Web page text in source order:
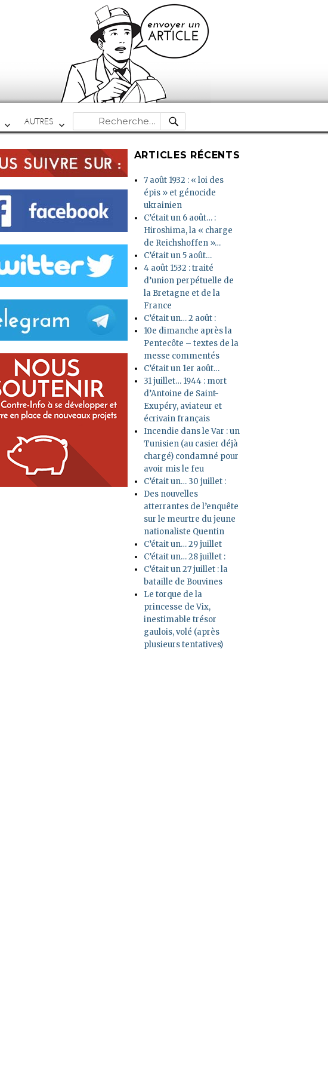
AUTRES
Recherche
pour :
RECHERCHE
ARTICLES RÉCENTS
7 août 1932 : « loi des
épis » et génocide
ukrainien
C’était un 6 août… :
Hiroshima, la « charge
de Reichshoffen »…
C’était un 5 août…
4 août 1532 : traité
d’union perpétuelle de
la Bretagne et de la
France
C’était un… 2 août :
10e dimanche après la
Pentecôte – textes de la
messe commentés
C’était un 1er août…
31 juillet… 1944 : mort
d’Antoine de Saint-
Exupéry, aviateur et
écrivain français
Incendie dans le Var : un
Tunisien (au casier déjà
chargé) condamné pour
avoir mis le feu
C’était un… 30 juillet :
Des nouvelles
atterrantes de l’enquête
sur le meurtre du jeune
nationaliste Quentin
C’était un… 29 juillet
C’était un… 28 juillet :
C’était un 27 juillet : la
bataille de Bouvines
Le torque de la
princesse de Vix,
inestimable trésor
gaulois, volé (après
plusieurs tentatives)